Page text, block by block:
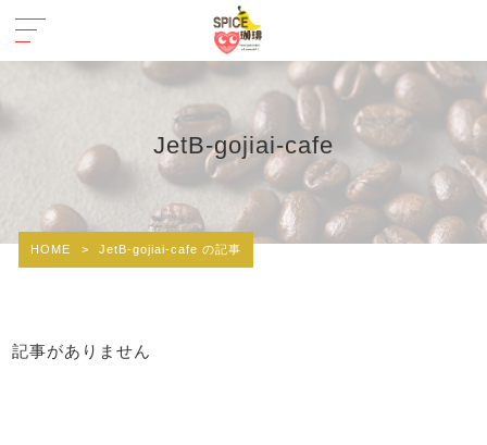
JetB-gojiai-cafe
HOME > JetB-gojiai-cafe の記事
記事がありません